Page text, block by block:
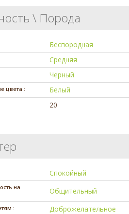
\ Порода
Беспородная
Средняя
Черный
цвета : Белый
20
Спокойный
на
Общительный
: Доброжелательное